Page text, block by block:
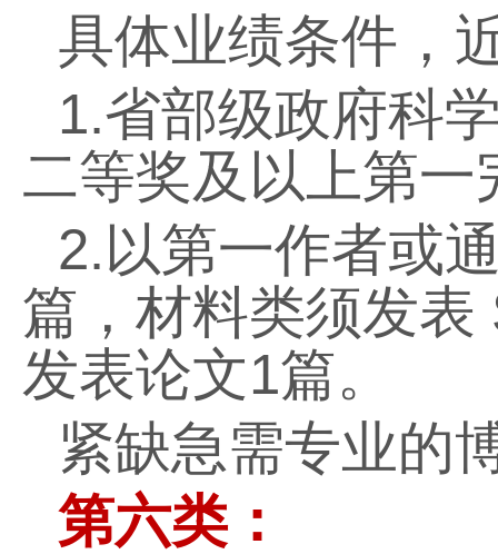
具体业绩条件，
1.省部级政府科
二等奖及以上第一
2.以第一作者或
篇，材料类须发表
发表论文1篇。
紧缺急需专业的
第六类：